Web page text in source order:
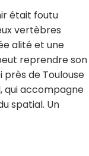
était foutu
vertèbres
alité et une
reprendre son
de Toulouse
qui accompagne
spatial. Un